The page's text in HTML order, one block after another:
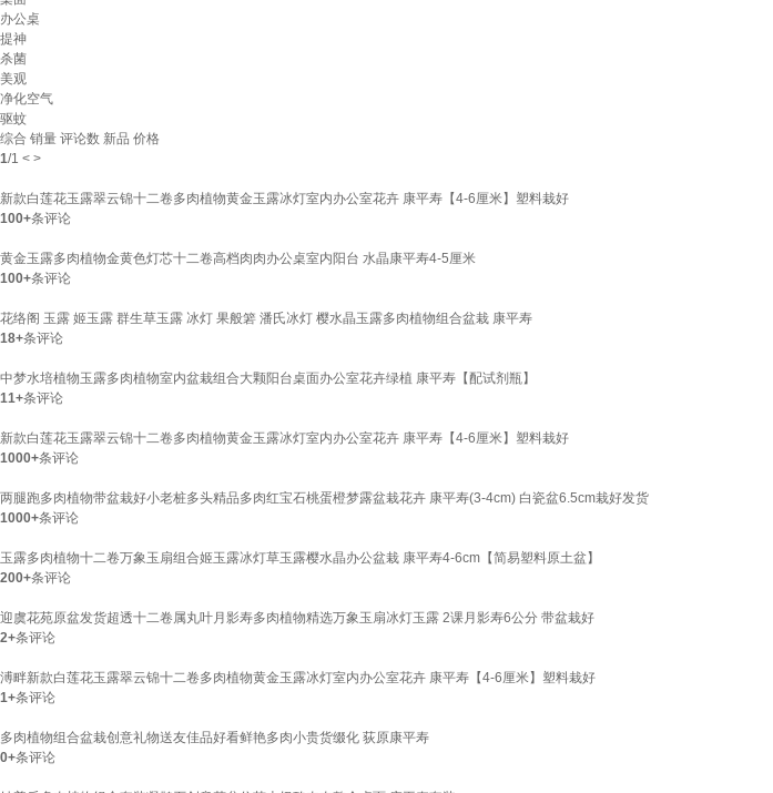
办公桌
提神
杀菌
美观
净化空气
驱蚊
综合 销量 评论数 新品 价格
1/1 < >
新款白莲花玉露翠云锦十二卷多肉植物黄金玉露冰灯室内办公室花卉 康平寿【4-6厘米】塑料栽好
100+条评论
黄金玉露多肉植物金黄色灯芯十二卷高档肉肉办公桌室内阳台 水晶康平寿4-5厘米
100+条评论
花络阁 玉露 姬玉露 群生草玉露 冰灯 果般箬 潘氏冰灯 樱水晶玉露多肉植物组合盆栽 康平寿
18+条评论
中梦水培植物玉露多肉植物室内盆栽组合大颗阳台桌面办公室花卉绿植 康平寿【配试剂瓶】
11+条评论
新款白莲花玉露翠云锦十二卷多肉植物黄金玉露冰灯室内办公室花卉 康平寿【4-6厘米】塑料栽好
1000+条评论
两腿跑多肉植物带盆栽好小老桩多头精品多肉红宝石桃蛋橙梦露盆栽花卉 康平寿(3-4cm) 白瓷盆6.5cm栽好发货
1000+条评论
玉露多肉植物十二卷万象玉扇组合姬玉露冰灯草玉露樱水晶办公盆栽 康平寿4-6cm【简易塑料原土盆】
200+条评论
迎虞花苑原盆发货超透十二卷属丸叶月影寿多肉植物精选万象玉扇冰灯玉露 2课月影寿6公分 带盆栽好
2+条评论
溥畔新款白莲花玉露翠云锦十二卷多肉植物黄金玉露冰灯室内办公室花卉 康平寿【4-6厘米】塑料栽好
1+条评论
多肉植物组合盆栽创意礼物送友佳品好看鲜艳多肉小贵货缀化 荻原康平寿
0+条评论